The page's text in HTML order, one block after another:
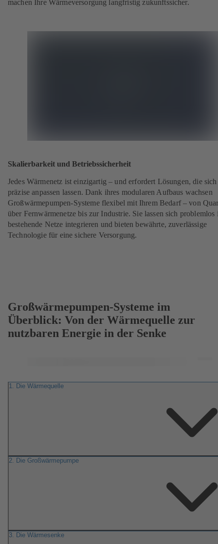
machen Ihre Wärmeversorgung langfristig zukunftssicher.
Skalierbarkeit und Betriebssicherheit
Jedes Wärmenetz ist einzigartig – und erfordert Lösungen, die sich
präzise anpassen lassen. Dank ihres modularen Aufbaus wachsen
Großwärmepumpen-Systeme flexibel mit Ihrem Bedarf – von
über Fernwärmenetze bis zur Industrie. Sie lassen sich problemlos
bestehende Netze integrieren und bieten bewährte, zuverlässige
Technologie für eine sichere Versorgung.
Großwärmepumpen-Systeme im
Überblick: Von der Wärmequelle zur
nutzbaren Energie in der Senke
1. Die Wärmequelle
2. Die Großwärmepumpe
3. Die Wärmesenke